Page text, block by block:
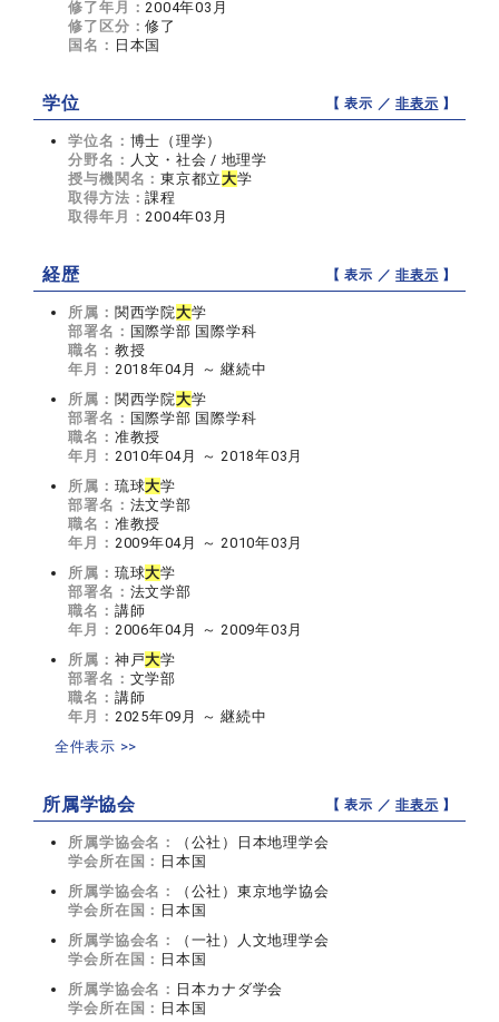
修了年月：2004年03月
修了区分：修了
国名： 日本国
学位 【 表示 ／非表示 】
学位名： 博士（理学）
分野名： 人文・社会 / 地理学
授与機関名：東京都立大学
取得方法：課程
取得年月：2004年03月
経歴 【 表示 ／非表示 】
所属： 関西学院大学
部署名： 国際学部 国際学科
職名： 教授
年月： 2018年04月 ～ 継続中
所属： 関西学院大学
部署名： 国際学部 国際学科
職名： 准教授
年月： 2010年04月 ～ 2018年03月
所属： 琉球大学
部署名： 法文学部
職名： 准教授
年月： 2009年04月 ～ 2010年03月
所属： 琉球大学
部署名： 法文学部
職名： 講師
年月： 2006年04月 ～ 2009年03月
所属： 神戸大学
部署名： 文学部
職名： 講師
年月： 2025年09月 ～ 継続中
全件表示 >>
所属学協会 【 表示 ／非表示 】
所属学協会名：
（公社）日本地理学会
学会所在国： 日本国
所属学協会名：
（公社）東京地学協会
学会所在国： 日本国
所属学協会名：
（一社）人文地理学会
学会所在国： 日本国
所属学協会名： 日本カナダ学会
学会所在国： 日本国